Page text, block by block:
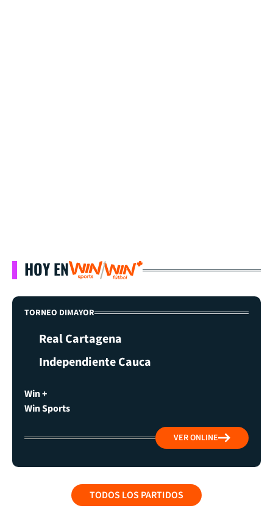
HOY EN
TORNEO DIMAYOR
Real Cartagena
Independiente Cauca
Win +
Win Sports
VER ONLINE
TODOS LOS PARTIDOS